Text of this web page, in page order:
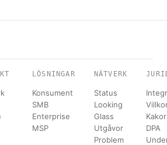
LÖSNINGAR
Konsument
SMB
Enterprise
MSP
NÄTVERK
Status
Looking
Glass
Utgåvor
Problem
Kakor
DPA